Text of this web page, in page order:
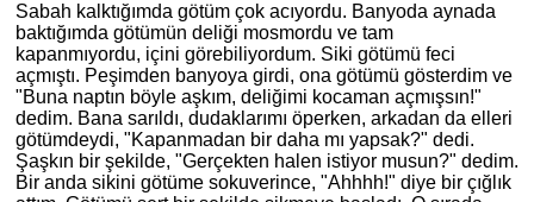
Sabah kalktığımda götüm çok acıyordu. Banyoda aynada
baktığımda götümün deliği mosmordu ve tam
kapanmıyordu, içini görebiliyordum. Siki götümü feci
açmıştı. Peşimden banyoya girdi, ona götümü gösterdim ve
"Buna naptın böyle aşkım, deliğimi kocaman açmışsın!"
dedim. Bana sarıldı, dudaklarımı öperken, arkadan da elleri
götümdeydi, "Kapanmadan bir daha mı yapsak?" dedi.
Şaşkın bir şekilde, "Gerçekten halen istiyor musun?" dedim.
Bir anda sikini götüme sokuverince, "Ahhhh!" diye bir çığlık